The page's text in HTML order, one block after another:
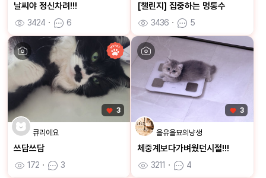
날씨야 정신차려!!!
3424 ㆍ 6
[챌린지] 집중하는 멍통수
3436 ㆍ 5
3
큐리에요
쓰담쓰담
172 ㆍ 3
3
을유을묘의냥생
체중계보다가벼웠던시절!!!
3211 ㆍ 4